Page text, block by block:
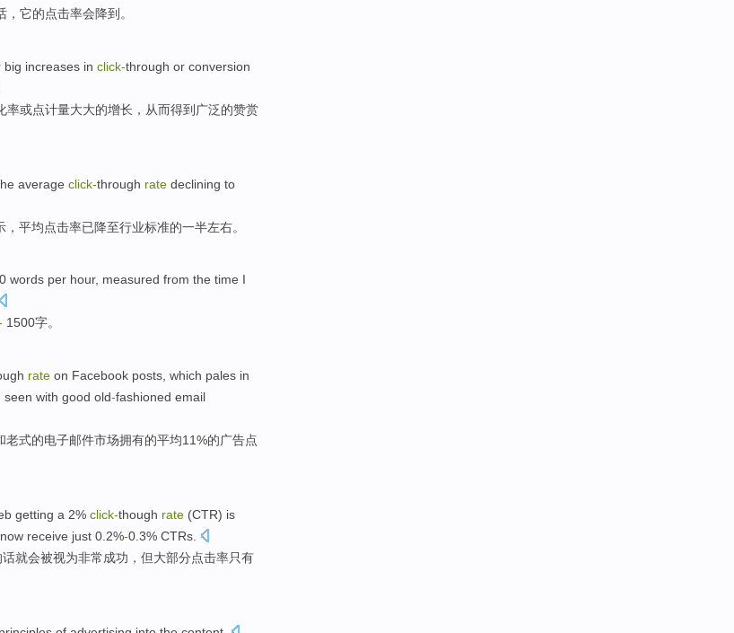
， 它的点击率会降到 。
big increases in click-through or conversion
率或点计量大大的增长 ， 从而得到 广泛的赞赏
average click-through rate declining to
， 平均点击率已降至行业标准的一半左右。
words per hour, measured from the time I
1500字。
rate on Facebook posts, which pales in
seen with good old-fashioned email
老式的电子邮件市场拥有的平均11%的广告点
getting a 2% click-though rate (CTR) is
receive just 0.2%-0.3% CTRs
就会被视为非常成功 ， 但大部分点击率只有